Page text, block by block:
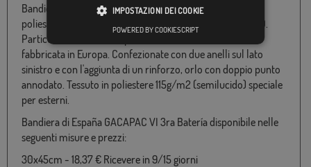
Bandiera d'España GACAPAC VI 3ra Batería disponibile in
poliestere 100% ed in varie misure da 060x100 a 180x300.
Particolarmente adatto per l'uso in ambiente esterno e
fabbricata in Europa. Confezionate con due anelli sul lato
sinistro e con l'aggiunta di un rinforzo, orlo con doppio punto
annodato. Tessuto in poliestere 115g/m2 (semilucido) speciale
per esterni.
Bandiera di España GACAPAC VI 3ra Batería disponibile nelle
seguenti misure e prezzi:
30x45cm - 18,37 € Ricevere in 9/15 giorni
IMPOSTAZIONI DEI COOKIE
POWERED BY COOKIESCRIPT